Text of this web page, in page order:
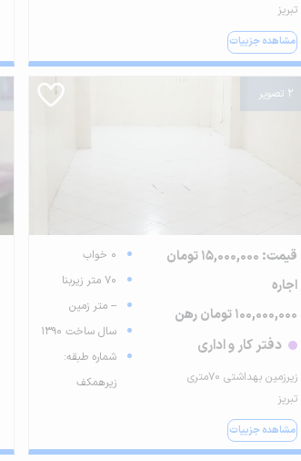
تبریز
مشاهده جزییات
2 تصویر
قیمت: 15,000,000 تومان
اجاره
100,000,000 تومان رهن
دفتر کار و اداری
زیرزمین بهداشتی 70متری
تبریز
مشاهده جزییات
0 خواب
70 متر زیربنا
-- متر زمین
سال ساخت 1390
شماره طبقه:
زیرهمکف